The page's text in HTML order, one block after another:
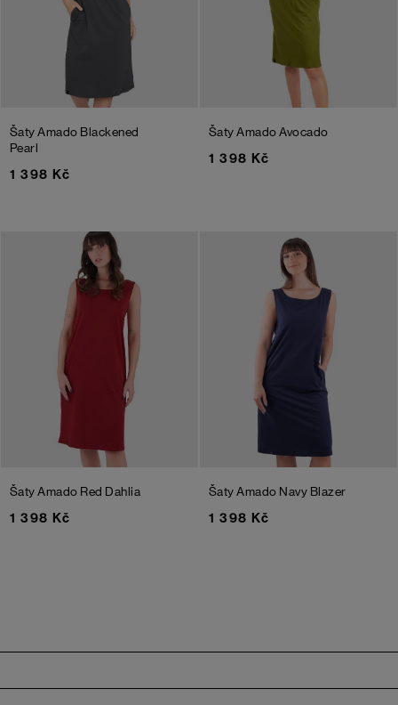
Šaty Amado Blackened
Pearl
1 398 Kč
Šaty AmadoAvocado
1 398 Kč
Šaty Amado Red Dahlia
1 398 Kč
Šaty Amado Navy Blazer
1 398 Kč